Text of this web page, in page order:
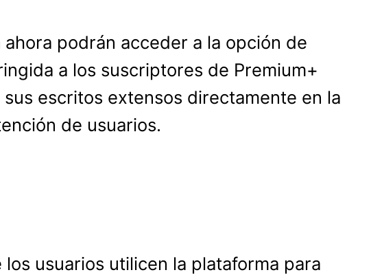
ahora podrán acceder a la opción de
a los suscriptores de Premium+
escritos extensos directamente en la
de usuarios.
usuarios utilicen la plataforma para